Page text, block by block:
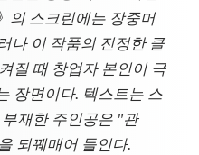
의 스크린에는 장중머
나 이 작품의 진정한 클
질 때 창업자 본인이 극
장면이다. 텍스트는 스
재한 주인공은 "관
되꿰매어 들인다.